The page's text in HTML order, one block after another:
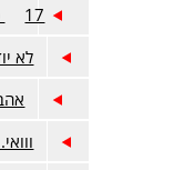
17 כזה, קצת לפה קצת לשם.
לא